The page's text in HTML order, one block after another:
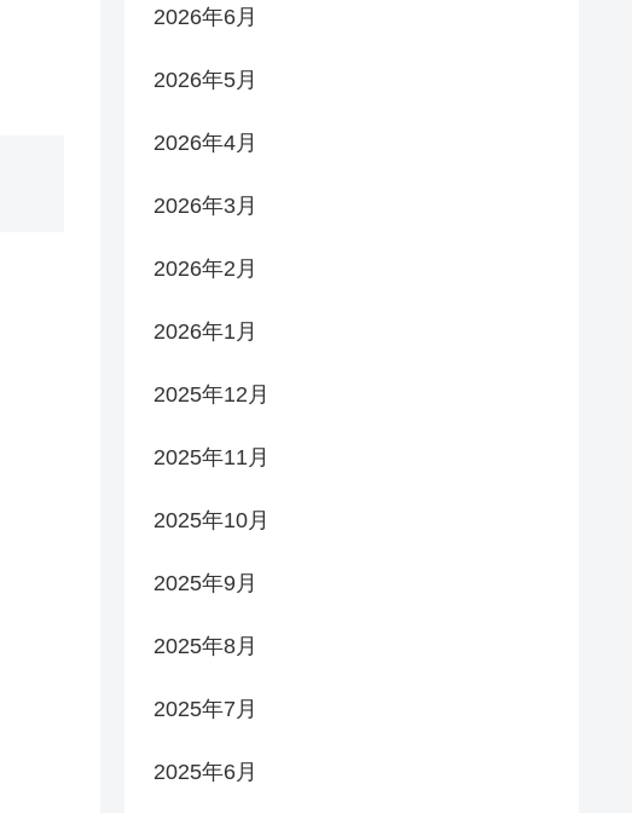
2026年6月
2026年5月
2026年4月
2026年3月
2026年2月
2026年1月
2025年12月
2025年11月
2025年10月
2025年9月
2025年8月
2025年7月
2025年6月